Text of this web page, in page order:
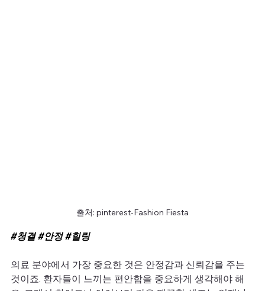
출처: pinterest-Fashion Fiesta
#청결 #안정 #힐링
의료 분야에서 가장 중요한 것은 안정감과 신뢰감을 주는
것이죠. 환자들이 느끼는 편안함을 중요하게 생각해야 해